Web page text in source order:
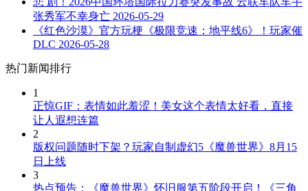
张秀军不幸身亡 2026-05-29
《红色沙漠》官方玩梗《极限竞速：地平线6》！玩家催
DLC 2026-05-28
热门新闻排行
1
正惊GIF：表情如此羞涩！美女这个表情太好看，直接
让人遐想连篇
2
版权问题随时下架？玩家自制虚幻5《魔兽世界》8月15
日上线
3
热点预告：《魔兽世界》怀旧服第五阶段开启！《三角